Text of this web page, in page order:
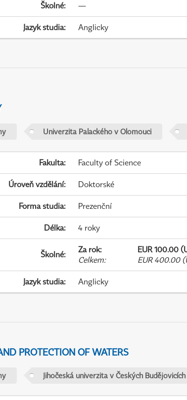
Školné: —
Jazyk studia: Anglicky
Univerzita Palackého v Olomouci
Fakulta: Faculty of Science
Úroveň vzdělání: Doktorské
Forma studia: Prezenční
Délka: 4 roky
Školné: Za rok:
EUR 100.00
Celkem: EUR 400.00
Jazyk studia: Anglicky
PROTECTION OF WATERS
Jihočeská univerzita v Českých Budějovicích